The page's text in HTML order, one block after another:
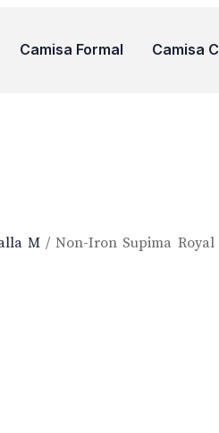
Camisa Formal Camisa
M/ Non-Iron Supima Royal